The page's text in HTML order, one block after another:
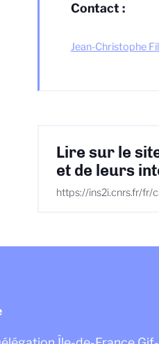
Contact :
Jean-Christophe
Lire sur le
et de leurs
https://ins2i.cnrs.fr/fr/